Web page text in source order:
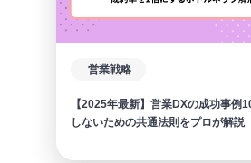
営業戦略
【2025年最新】営業DXの成功事例
しないための共通法則をプロが解説